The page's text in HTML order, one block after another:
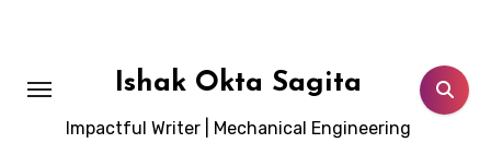
Ishak Okta Sagita
Impactful Writer | Mechanical Engineering